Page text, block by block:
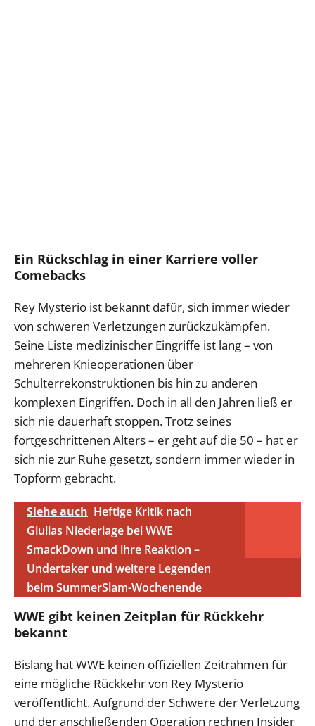
Ein Rückschlag in einer Karriere voller
Comebacks
Rey Mysterio ist bekannt dafür, sich immer wieder
von schweren Verletzungen zurückzukämpfen.
Seine Liste medizinischer Eingriffe ist lang – von
mehreren Knieoperationen über
Schulterrekonstruktionen bis hin zu anderen
komplexen Eingriffen. Doch in all den Jahren ließ er
sich nie dauerhaft stoppen. Trotz seines
fortgeschrittenen Alters – er geht auf die 50 – hat er
sich nie zur Ruhe gesetzt, sondern immer wieder in
Topform gebracht.
Siehe auch Heftige Kritik nach
Giulias Niederlage bei WWE
SmackDown und ihre Reaktion –
Undertaker und weitere Legenden
beim SummerSlam-Wochenende
WWE gibt keinen Zeitplan für Rückkehr
bekannt
Bislang hat WWE keinen offiziellen Zeitrahmen für
eine mögliche Rückkehr von Rey Mysterio
veröffentlicht. Aufgrund der Schwere der Verletzung
und der anschließenden Operation rechnen Insider